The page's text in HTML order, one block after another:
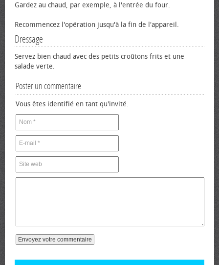
Gardez au chaud, par exemple, à l'entrée du four.
Recommencez l'opération jusqu'à la fin de l'appareil.
Dressage
Servez bien chaud avec des petits croûtons frits et une
salade verte.
Poster un commentaire
Vous êtes identifié en tant qu'invité.